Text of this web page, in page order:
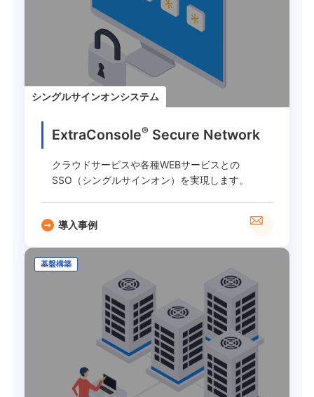
シングルサインオンシステム
ExtraConsole® Secure Network
クラウドサービスや各種WEBサービスとの
SSO（シングルサインオン）を実現します。
導入事例
基盤構築